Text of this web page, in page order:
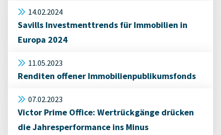
14.02.2024
Savills Investmenttrends für Immobilien in
Europa 2024
11.05.2023
Renditen offener Immobilienpublikumsfonds
07.02.2023
Victor Prime Office: Wertrückgänge drücken
die Jahresperformance ins Minus